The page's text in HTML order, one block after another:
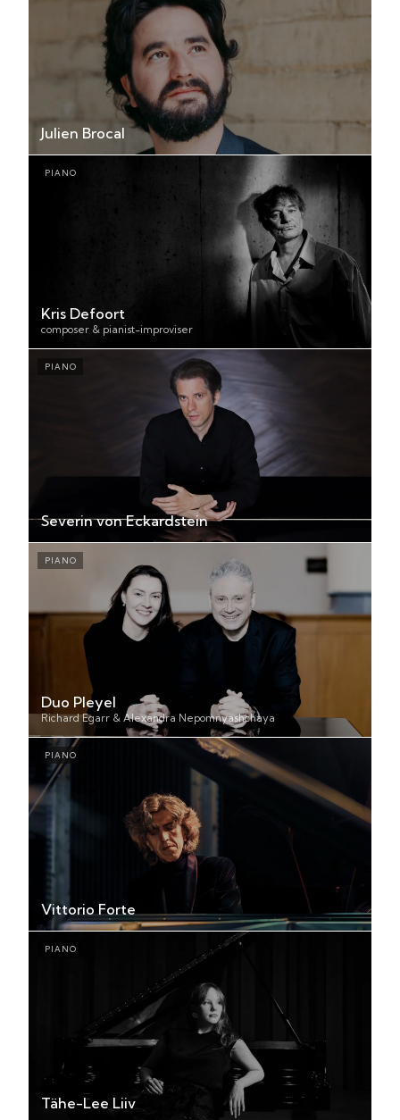
Julien Brocal
PIANO
Kris Defoort
composer & pianist-improviser
PIANO
Severin von Eckardstein
PIANO
Duo Pleyel
Richard Egarr & Alexandra Nepomnyashchaya
PIANO
Vittorio Forte
PIANO
Tähe-Lee Liiv